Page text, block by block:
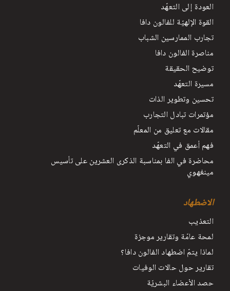
العودة إلى التعهّد
القوة الإلهيّة للفالون دافا
تجارب الممارسين الشباب
مناصرة الفالون دافا
توضيح الحقيقة
مسيرة التعهّد
تحسين وتطوير الذات
مؤتمرات تبادل التجارب
مقالات مع تعليق من المعلّم
فهم أعمق في التعهّد
محاضرة في الفا بمناسبة الذكرى العشرين على تأسيس
مينغهوي
الاضطهاد
التعذيب
لمحة عامّة وتقارير موجزة
لماذا يتمّ اضطهاد الفالون دافا؟
تقارير حول حالات الوفيات
حصد الأعضاء البشريّة